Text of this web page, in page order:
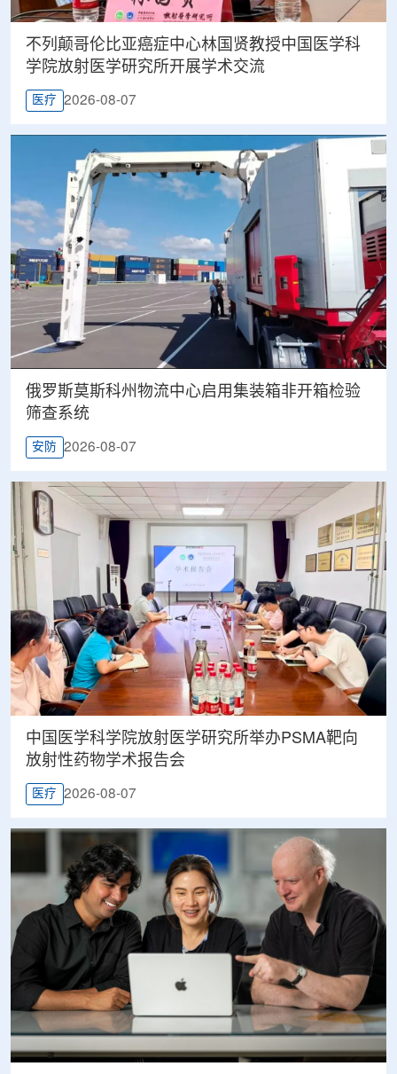
不列颠哥伦比亚癌症中心林国贤教授中国医学科
学院放射医学研究所开展学术交流
医疗 2026-08-07
俄罗斯莫斯科州物流中心启用集装箱非开箱检验
筛查系统
安防 2026-08-07
中国医学科学院放射医学研究所举办PSMA靶向
放射性药物学术报告会
医疗 2026-08-07